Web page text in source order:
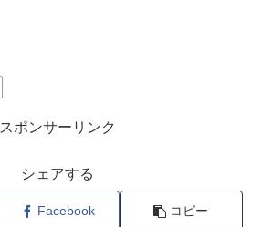
スポンサーリンク
シェアする
Facebook コピー